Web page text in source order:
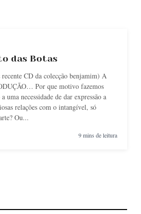
das Botas
CD da colecção benjamim) A
Por que motivo fazemos
uma necessidade de dar expressão a
relações com o intangível, só
Ou...
9 mins de leitura